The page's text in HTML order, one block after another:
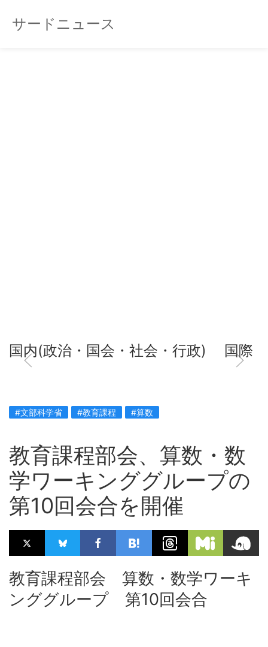
サードニュース
国内(政治・国会・社会・行政) 国際
#文部科学省 #教育課程 #算数
教育課程部会、算数・数
学ワーキンググループの
第10回会合を開催
教育課程部会 算数・数学ワーキ
ンググループ 第10回会合